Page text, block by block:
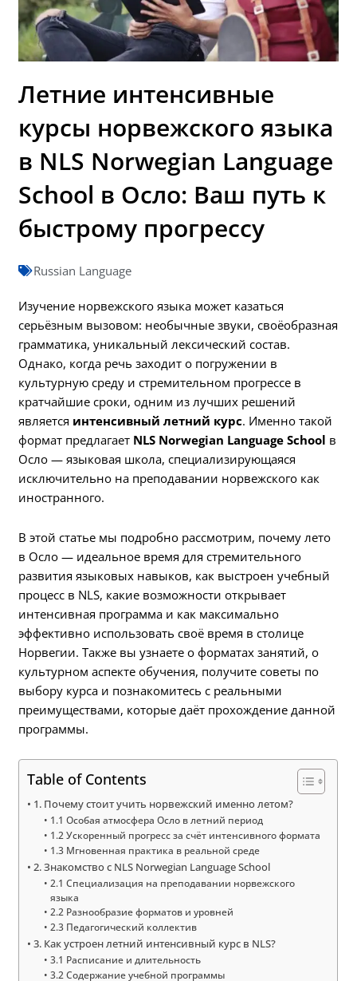
Летние интенсивные
курсы норвежского языка
в NLS Norwegian Language
School в Осло: Ваш путь к
быстрому прогрессу
Russian Language
Изучение норвежского языка может казаться
серьёзным вызовом: необычные звуки, своёобразная
грамматика, уникальный лексический состав.
Однако, когда речь заходит о погружении в
культурную среду и стремительном прогрессе в
кратчайшие сроки, одним из лучших решений
является интенсивный летний курс. Именно такой
формат предлагает NLS Norwegian Language School в
Осло — языковая школа, специализирующаяся
исключительно на преподавании норвежского как
иностранного.
В этой статье мы подробно рассмотрим, почему лето
в Осло — идеальное время для стремительного
развития языковых навыков, как выстроен учебный
процесс в NLS, какие возможности открывает
интенсивная программа и как максимально
эффективно использовать своё время в столице
Норвегии. Также вы узнаете о форматах занятий, о
культурном аспекте обучения, получите советы по
выбору курса и познакомитесь с реальными
преимуществами, которые даёт прохождение данной
программы.
Table of Contents
1. Почему стоит учить норвежский именно летом?
1.1 Особая атмосфера Осло в летний период
1.2 Ускоренный прогресс за счёт интенсивного формата
1.3 Мгновенная практика в реальной среде
2. Знакомство с NLS Norwegian Language School
2.1 Специализация на преподавании норвежского
языка
2.2 Разнообразие форматов и уровней
2.3 Педагогический коллектив
3. Как устроен летний интенсивный курс в NLS?
3.1 Расписание и длительность
3.2 Содержание учебной программы